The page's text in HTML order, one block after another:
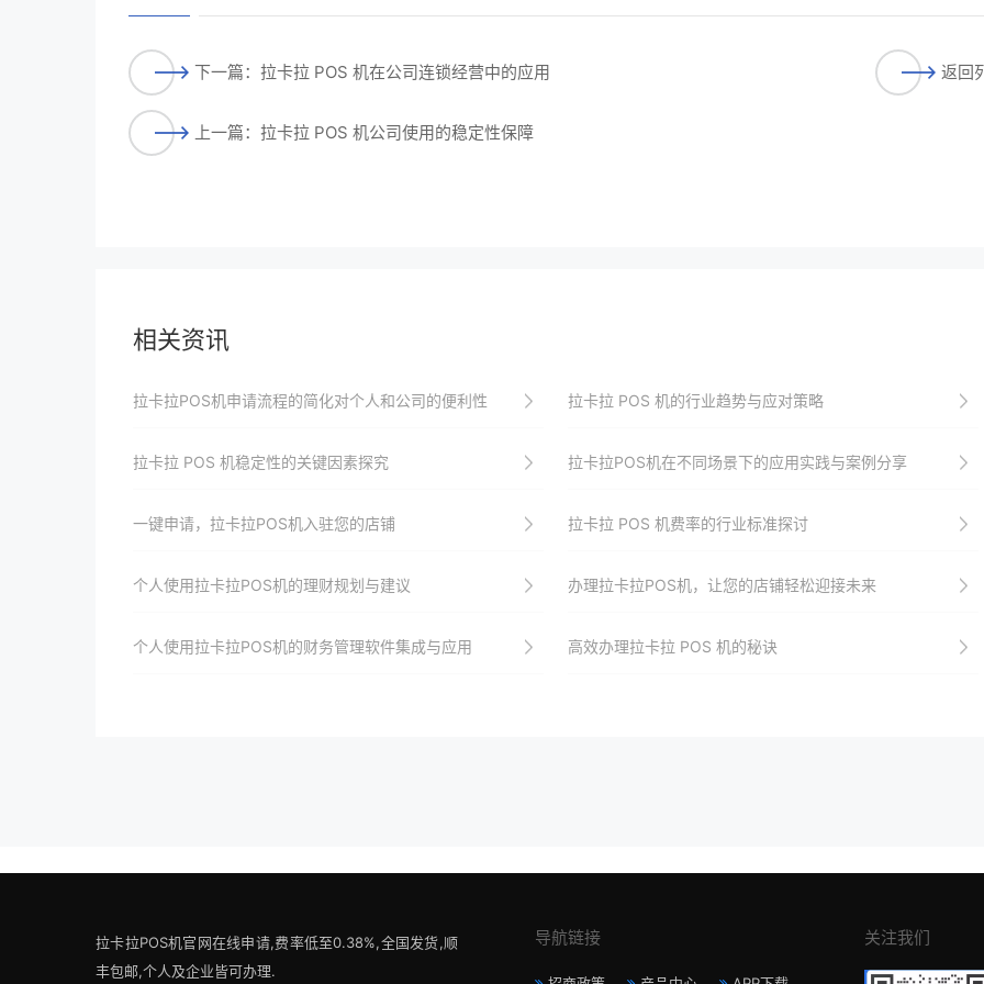
下一篇：拉卡拉 POS 机在公司连锁经营中的应用
上一篇：拉卡拉 POS 机公司使用的稳定性保障
返回
相关资讯
拉卡拉POS机申请流程的简化对个人和公司的便利性 拉卡拉 POS 机的行业趋势与应对策略
拉卡拉 POS 机稳定性的关键因素探究 拉卡拉POS机在不同场景下的应用实践与案例分享
一键申请，拉卡拉POS机入驻您的店铺 拉卡拉 POS 机费率的行业标准探讨
个人使用拉卡拉POS机的理财规划与建议 办理拉卡拉POS机，让您的店铺轻松迎接未来
个人使用拉卡拉POS机的财务管理软件集成与应用 高效办理拉卡拉 POS 机的秘诀
拉卡拉POS机官网在线申请,费率低至0.38%,全国发货,顺
丰包邮,个人及企业皆可办理.
导航链接 关注我们